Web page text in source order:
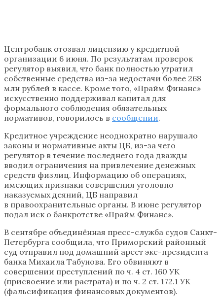
Центробанк отозвал лицензию у кредитной
организации 6 июня. По результатам проверок
регулятор выявил, что банк полностью утратил
собственные средства из-за недостачи более 268
млн рублей в кассе. Кроме того, «Прайм Финанс»
искусственно поддерживал капитал для
формального соблюдения обязательных
нормативов, говорилось в сообщении.
Кредитное учреждение неоднократно нарушало
законы и нормативные акты ЦБ, из-за чего
регулятор в течение последнего года дважды
вводил ограничения на привлечение денежных
средств физлиц. Информацию об операциях,
имеющих признаки совершения уголовно
наказуемых деяний, ЦБ направил
в правоохранительные органы. В июне регулятор
подал иск о банкротстве «Прайм Финанс».
В сентябре объединённая пресс-служба судов Санкт-
Петербурга сообщила, что Приморский районный
суд отправил под домашний арест экс-президента
банка Михаила Табунова. Его обвиняют в
совершении преступлений по ч. 4 ст. 160 УК
(присвоение или растрата) и по ч. 2 ст. 172.1 УК
(фальсификация финансовых документов).